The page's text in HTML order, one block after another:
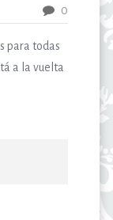
0
para todas
a la vuelta